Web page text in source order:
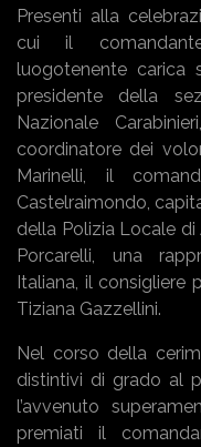
Presenti alla
cui il
luogotenente carica
presidente della
Nazionale
coordinatore dei
Marinelli, il
Castelraimondo,
della Polizia Locale
Porcarelli, una
Italiana, il consigliere
Tiziana Gazzellini.
Nel corso della
distintivi di grado al
l’avvenuto
premiati il